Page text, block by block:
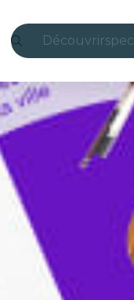
Découvrir
São